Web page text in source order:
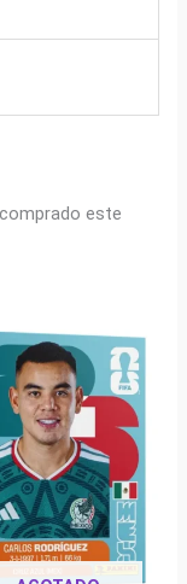
este